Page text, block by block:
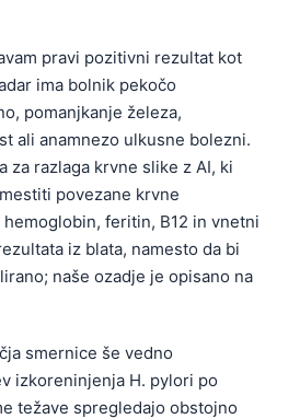
pravi pozitivni rezultat kot
ima bolnik pekočo
pomanjkanje železa,
ali anamnezo ulkusne bolezni.
za razlaga krvne slike z AI, ki
povezane krvne
feritin, B12 in vnetni
iz blata, namesto da bi
naše ozadje je opisano na
smernice še vedno
izkoreninjenja H. pylori po
težave spregledajo obstojno